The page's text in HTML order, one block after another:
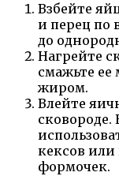
Взбейте
и перец по
до
Нагрейте
смажьте
жиром.
Влейте
сковороде.
кексов или
формочек.